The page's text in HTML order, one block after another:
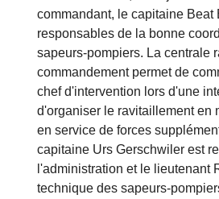
commandant, le capitaine Beat
responsables de la bonne
sapeurs-pompiers. La centrale
commandement permet de
chef d'intervention lors d'une
d'organiser le ravitaillement en
en service de forces
capitaine Urs Gerschwiler est
l'administration et le lieutenant
technique des sapeurs-